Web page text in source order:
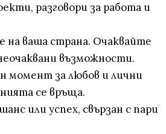
разговори за работа и
на ваша страна. Очаквайте
възможности.
момент за любов и лични
се връща.
или успех, свързан с пари